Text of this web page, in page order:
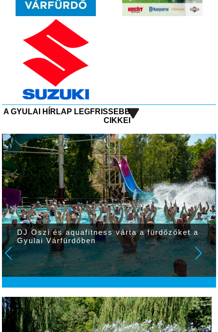
A GYULAI HÍRLAP LEGFRISSEBB
CIKKEI
DJ Oszi és aquafitness várta a fürdőzőket a
Gyulai Várfürdőben